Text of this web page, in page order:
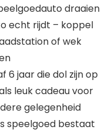
draaien
echt rijdt – koppel
of wek
6 jaar die dol zijn op
leuk cadeau voor
gelegenheid
speelgoed bestaat